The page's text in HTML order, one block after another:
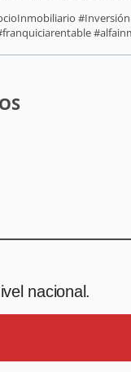
nacional.